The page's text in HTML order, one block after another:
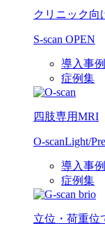
クリニック向
S-scan OPEN
導入事例
症例集
四肢専用MRI
O-scanLight/
導入事例
症例集
立位・荷重位